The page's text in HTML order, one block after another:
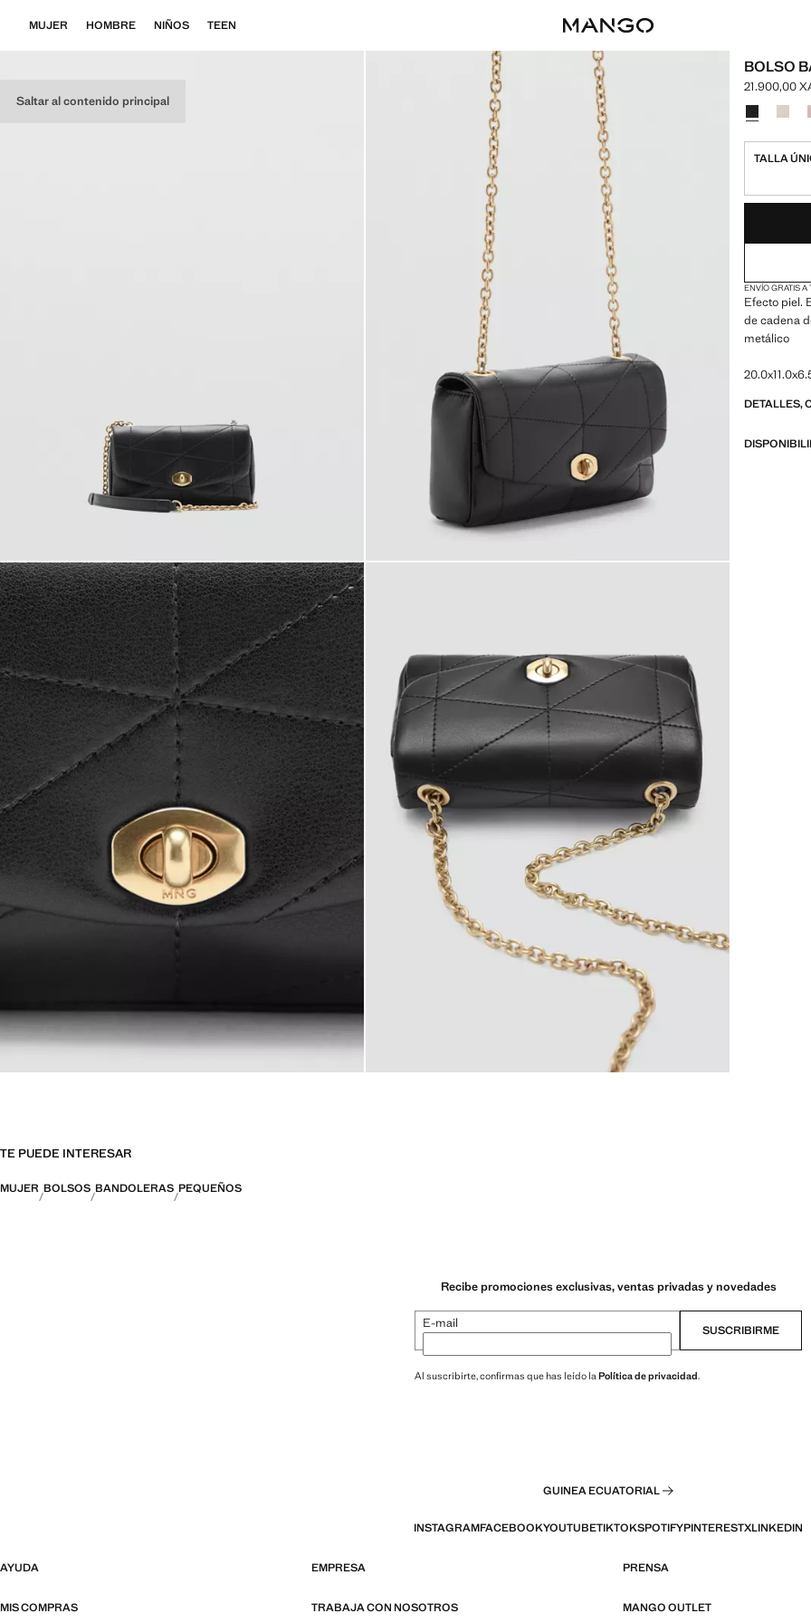
Saltar al contenido principal
MUJER HOMBRE NIÑOS TEEN
BOLSO
Precio
21.900,00
Selecciona
TALLA
ENVÍO GRATIS A
Efecto piel.
de cadena
metálico
DETALLES,
TE PUEDE INTERESAR
MUJER BOLSOS BANDOLERAS PEQUEÑOS
Recibe promociones exclusivas, ventas privadas y novedades
E-mail SUSCRIBIRME
Al suscribirte, confirmas que has leído laPolítica de privacidad.
GUINEA ECUATORIAL
INSTAGRAMFACEBOOKYOUTUBETIKTOKSPOTIFYPINTERESTXLINKEDIN
AYUDA EMPRESA PRENSA
MIS COMPRAS TRABAJA CON NOSOTROS MANGO OUTLET